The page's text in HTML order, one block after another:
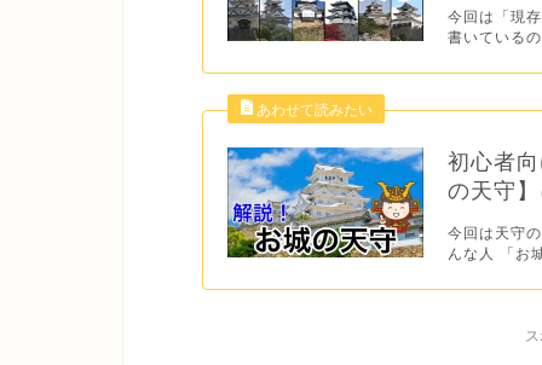
今回は「現
書いている
初心者
の天守
今回は天守
んな人 「お